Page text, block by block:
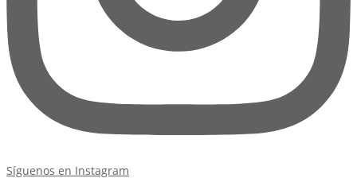
Síguenos en Instagram